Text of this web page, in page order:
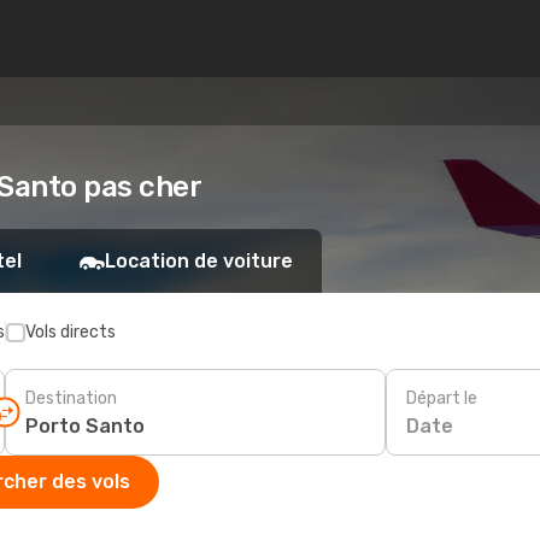
pas cher
Location de voiture
Vols directs
Destination Départ le
Date
des vols